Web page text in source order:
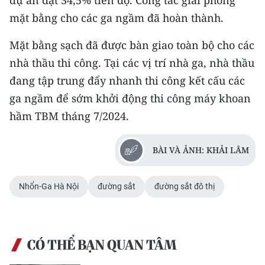
mặt bằng cho các ga ngầm đã hoàn thành.
Mặt bằng sạch đã được bàn giao toàn bộ cho các
nhà thầu thi công. Tại các vị trí nhà ga, nhà thầu
đang tập trung đẩy nhanh thi công kết cấu các
ga ngầm để sớm khởi động thi công máy khoan
hầm TBM tháng 7/2024.
BÀI VÀ ẢNH: KHẢI LÂM
Nhổn-Ga Hà Nội đường sắt đường sắt đô thị
CÓ THỂ BẠN QUAN TÂM